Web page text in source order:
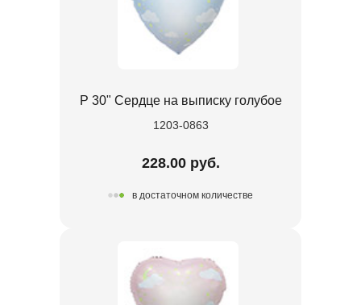
Р 30" Сердце на выписку голубое
1203-0863
228.00 руб.
в достаточном количестве